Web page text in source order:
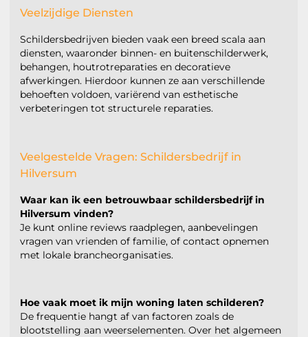
Veelzijdige Diensten
Schildersbedrijven bieden vaak een breed scala aan
diensten, waaronder binnen- en buitenschilderwerk,
behangen, houtrotreparaties en decoratieve
afwerkingen. Hierdoor kunnen ze aan verschillende
behoeften voldoen, variërend van esthetische
verbeteringen tot structurele reparaties.
Veelgestelde Vragen: Schildersbedrijf in
Hilversum
Waar kan ik een betrouwbaar schildersbedrijf in
Hilversum vinden?
Je kunt online reviews raadplegen, aanbevelingen
vragen van vrienden of familie, of contact opnemen
met lokale brancheorganisaties.
Hoe vaak moet ik mijn woning laten schilderen?
De frequentie hangt af van factoren zoals de
blootstelling aan weerselementen. Over het algemeen